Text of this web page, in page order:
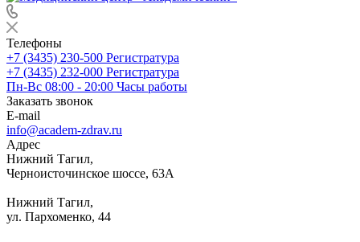
Телефоны
+7 (3435) 230-500 Регистратура
+7 (3435) 232-000 Регистратура
Пн-Вс 08:00 - 20:00 Часы работы
Заказать звонок
E-mail
info@academ-zdrav.ru
Адрес
Нижний Тагил,
Черноисточинское шоссе, 63А
Нижний Тагил,
ул. Пархоменко, 44